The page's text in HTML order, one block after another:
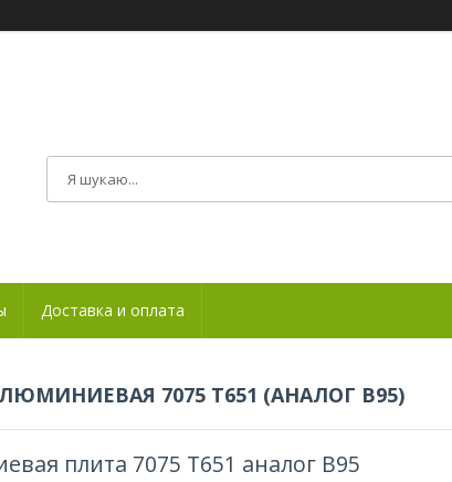
Доставка и оплата
7075 Т651 (АНАЛОГ В95)
плита 7075 Т651 аналог В95